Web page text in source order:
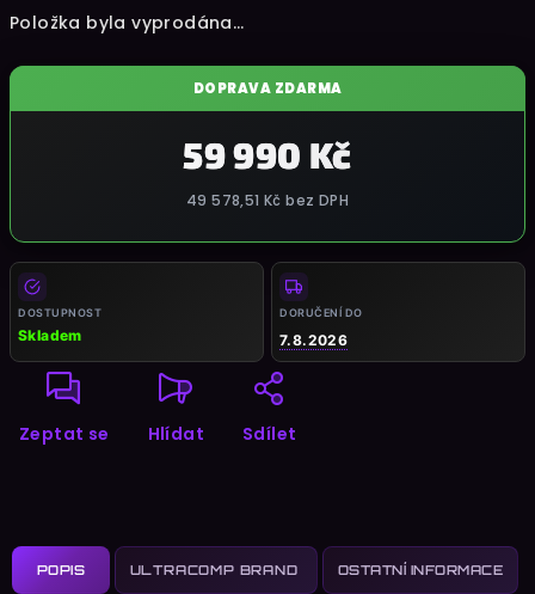
Položka byla vyprodána…
59 990 Kč
49 578,51 Kč bez DPH
Měrná
cena:
DOPRAVA ZDARMA
DOSTUPNOST
Skladem
DORUČENÍ DO
7.8.2026
Zeptat se Hlídat Sdílet
POPIS OSTATNÍ INFORMACE